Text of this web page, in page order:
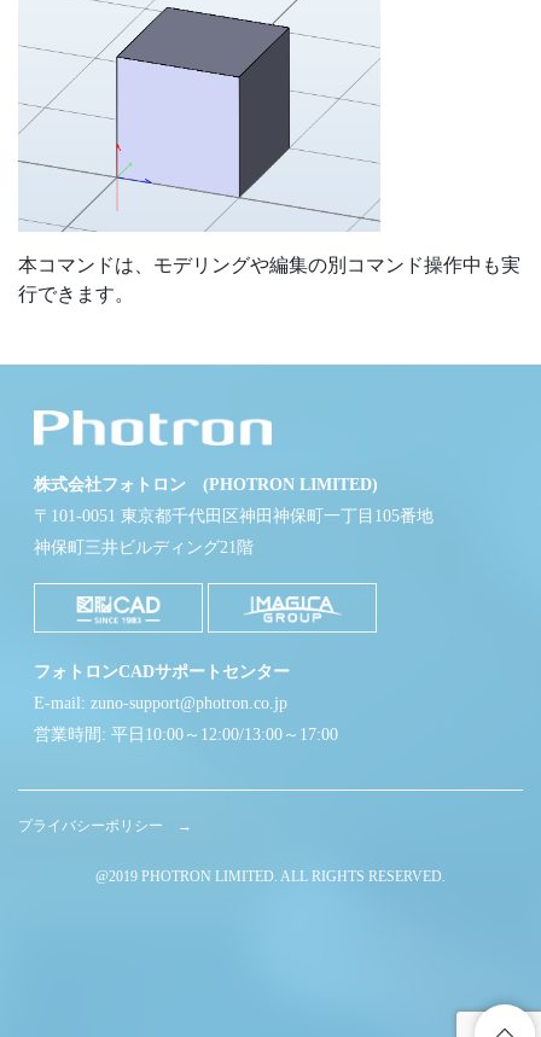
本コマンドは、モデリングや編集の別コマンド操作中も実
行できます。
株式会社フォトロン (PHOTRON LIMITED)
〒101-0051 東京都千代田区神田神保町一丁目105番地
神保町三井ビルディング21階
フォトロンCADサポートセンター
E-mail: zuno-support@photron.co.jp
営業時間: 平日10:00～12:00/13:00～17:00
プライバシーポリシー →
@2019 PHOTRON LIMITED. ALL RIGHTS RESERVED.